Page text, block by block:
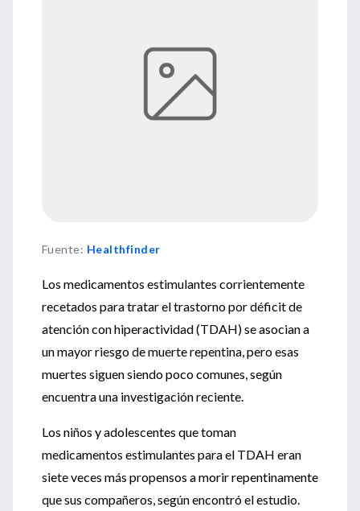
Fuente: Healthfinder
Los medicamentos estimulantes corrientemente
recetados para tratar el trastorno por déficit de
atención con hiperactividad (TDAH) se asocian a
un mayor riesgo de muerte repentina, pero esas
muertes siguen siendo poco comunes, según
encuentra una investigación reciente.
Los niños y adolescentes que toman
medicamentos estimulantes para el TDAH eran
siete veces más propensos a morir repentinamente
que sus compañeros, según encontró el estudio.